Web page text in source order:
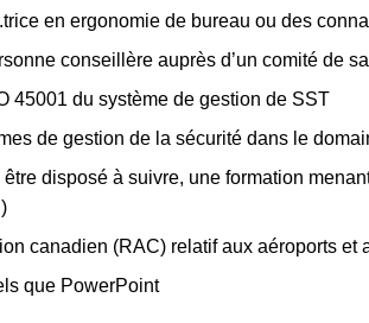
en ergonomie de bureau ou des
conseillère auprès d’un comité de
45001 du système de gestion de SST
de gestion de la sécurité dans le
disposé à suivre, une formation
canadien (RAC) relatif aux aéroports
que PowerPoint